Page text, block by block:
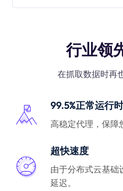
行业领
在抓取数据时再
99.5%正常运行
高稳定代理，保障
超快速度
由于分布式云基础
延迟。